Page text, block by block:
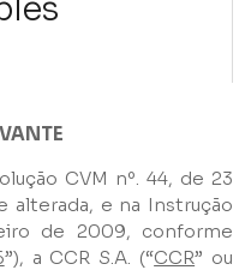
CVM nº. 44, de 23
alterada, e na Instrução
de 2009, conforme
”), a CCR S.A. (“CCR” ou